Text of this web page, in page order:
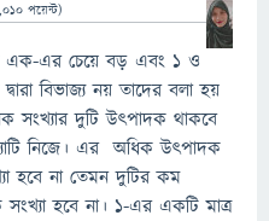
পয়েন্ট)
এক-এর চেয়ে বড় এবং ১ ও
বিভাজ্য নয় তাদের বলা হয়
সংখ্যার দুটি উৎপাদক থাকবে
নিজে। এর অধিক উৎপাদক
হবে না তেমন দুটির কম
হবে না। ১-এর একটি মাত্র